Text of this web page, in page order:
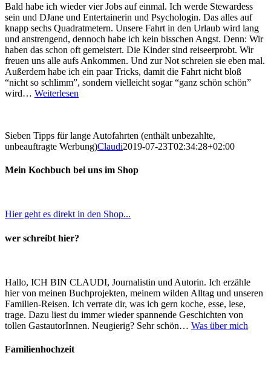
Bald habe ich wieder vier Jobs auf einmal. Ich werde Stewardess
sein und DJane und Entertainerin und Psychologin. Das alles auf
knapp sechs Quadratmetern. Unsere Fahrt in den Urlaub wird lang
und anstrengend, dennoch habe ich kein bisschen Angst. Denn: Wir
haben das schon oft gemeistert. Die Kinder sind reiseerprobt. Wir
freuen uns alle aufs Ankommen. Und zur Not schreien sie eben mal.
Außerdem habe ich ein paar Tricks, damit die Fahrt nicht bloß
“nicht so schlimm”, sondern vielleicht sogar “ganz schön schön”
wird… Weiterlesen
Sieben Tipps für lange Autofahrten (enthält unbezahlte,
unbeauftragte Werbung)Claudi2019-07-23T02:34:28+02:00
Mein Kochbuch bei uns im Shop
Hier geht es direkt in den Shop...
wer schreibt hier?
Hallo, ICH BIN CLAUDI, Journalistin und Autorin. Ich erzähle
hier von meinen Buchprojekten, meinem wilden Alltag und unseren
Familien-Reisen. Ich verrate dir, was ich gern koche, esse, lese,
trage. Dazu liest du immer wieder spannende Geschichten von
tollen GastautorInnen. Neugierig? Sehr schön… Was über mich
Familienhochzeit